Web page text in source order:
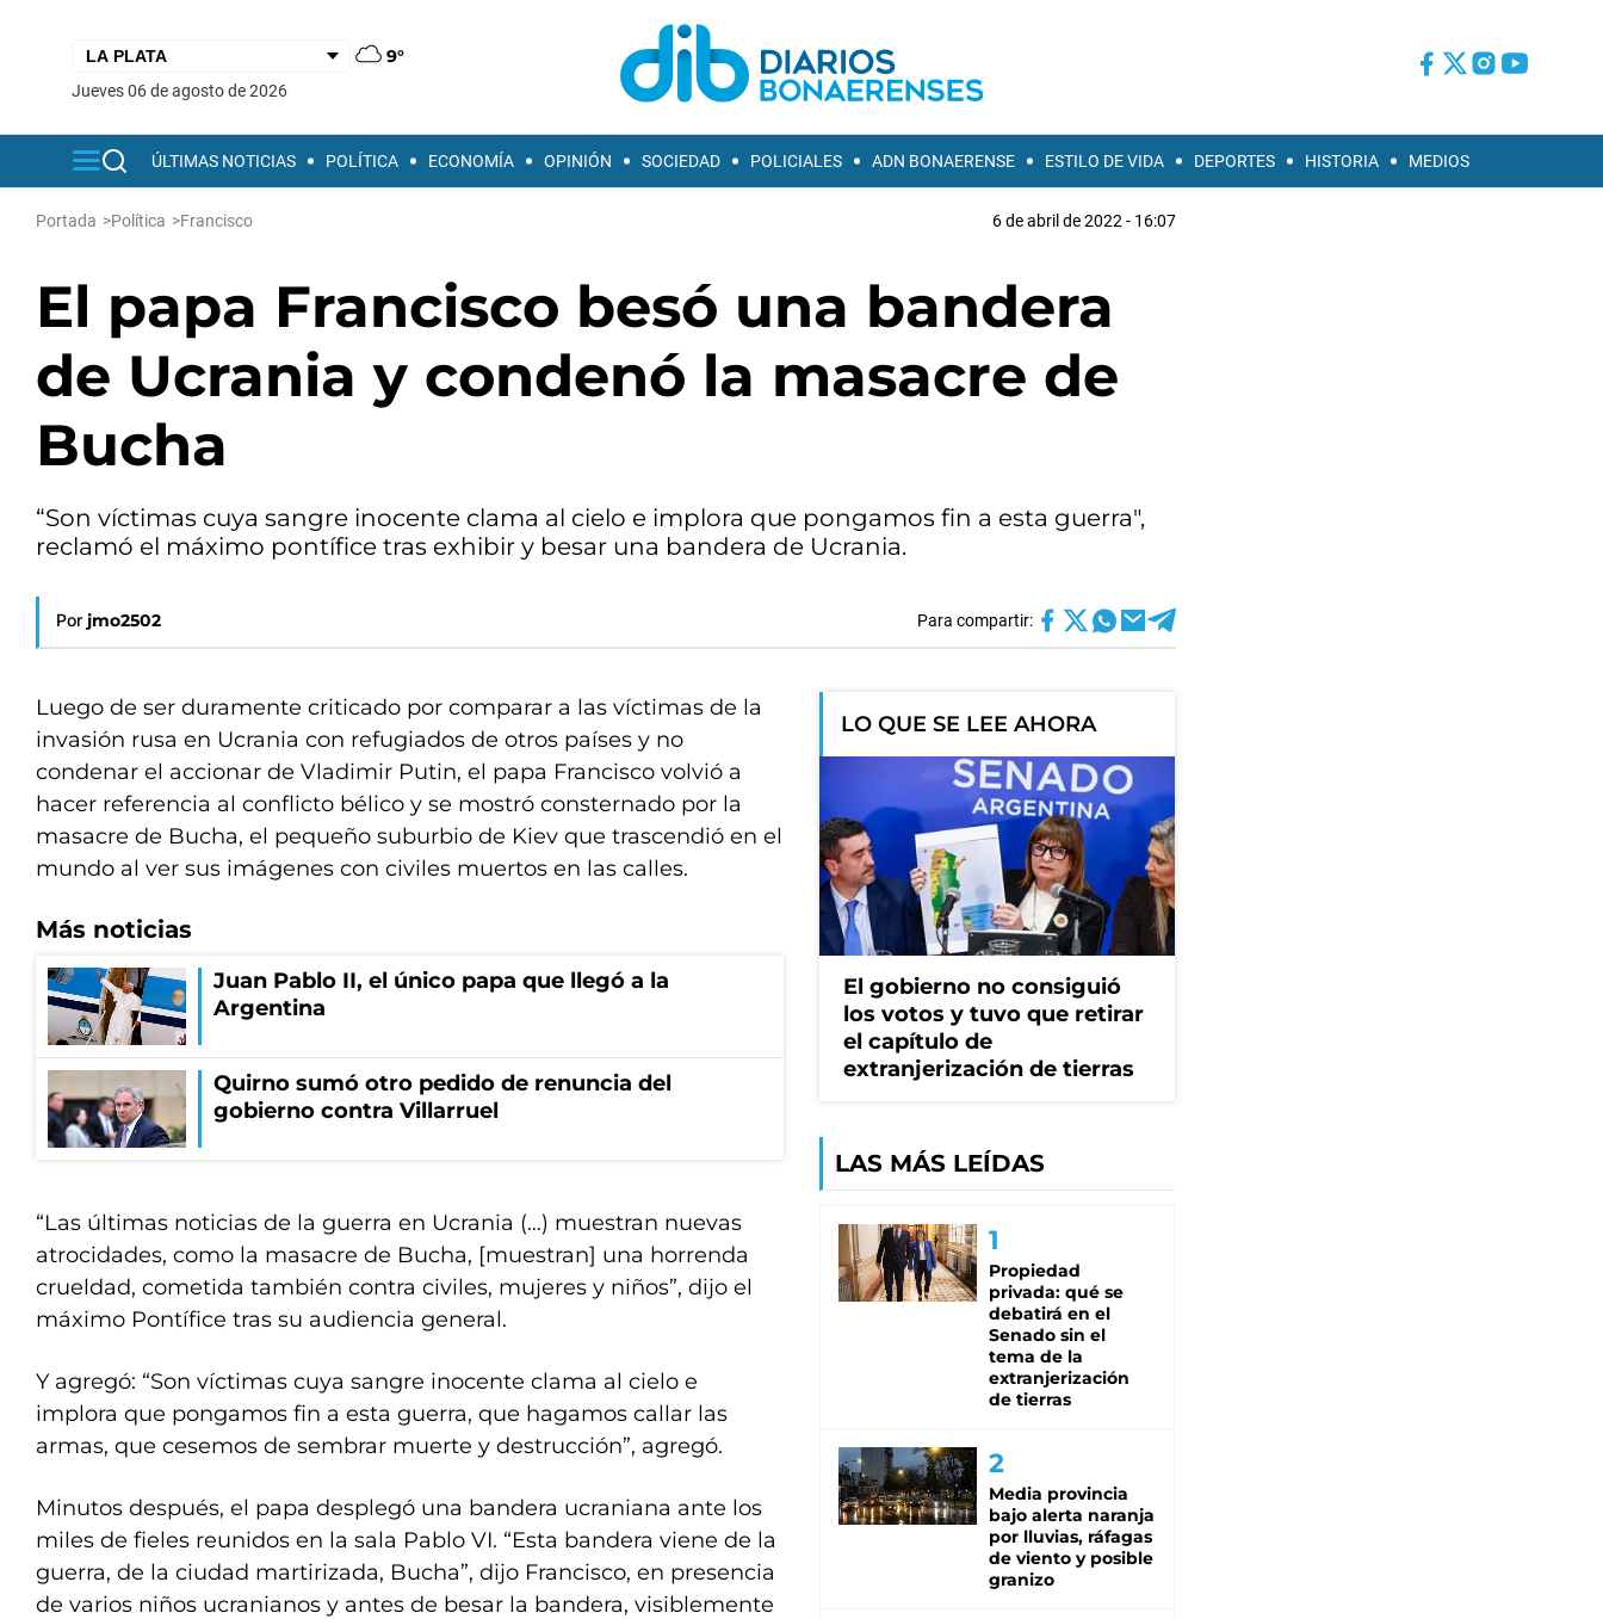
9°
jueves 06 de agosto de 2026
ÚLTIMAS NOTICIAS POLÍTICA ECONOMÍA OPINIÓN SOCIEDAD POLICIALES ADN BONAERENSE ESTILO DE VIDA DEPORTES HISTORIA MEDIOS
Portada >Política >Francisco 6 de abril de 2022 - 16:07
El papa Francisco besó una bandera
de Ucrania y condenó la masacre de
Bucha
“Son víctimas cuya sangre inocente clama al cielo e implora que pongamos fin a esta guerra",
reclamó el máximo pontífice tras exhibir y besar una bandera de Ucrania.
Por jmo2502 Para compartir:
Luego de ser duramente criticado por comparar a las víctimas de la
invasión rusa en Ucrania con refugiados de otros países y no
condenar el accionar de Vladimir Putin, el papa Francisco volvió a
hacer referencia al conflicto bélico y se mostró consternado por la
masacre de Bucha, el pequeño suburbio de Kiev que trascendió en el
mundo al ver sus imágenes con civiles muertos en las calles.
Más noticias
Juan Pablo II, el único papa que llegó a la
Argentina
Quirno sumó otro pedido de renuncia del
gobierno contra Villarruel
“Las últimas noticias de la guerra en Ucrania (…) muestran nuevas
atrocidades, como la masacre de Bucha, [muestran] una horrenda
crueldad, cometida también contra civiles, mujeres y niños”, dijo el
máximo Pontífice tras su audiencia general.
Y agregó: “Son víctimas cuya sangre inocente clama al cielo e
implora que pongamos fin a esta guerra, que hagamos callar las
armas, que cesemos de sembrar muerte y destrucción”, agregó.
Minutos después, el papa desplegó una bandera ucraniana ante los
miles de fieles reunidos en la sala Pablo VI. “Esta bandera viene de la
guerra, de la ciudad martirizada, Bucha”, dijo Francisco, en presencia
de varios niños ucranianos y antes de besar la bandera, visiblemente
LO QUE SE LEE AHORA
El gobierno no consiguió
los votos y tuvo que retirar
el capítulo de
extranjerización de tierras
LAS MÁS LEÍDAS
Propiedad
privada: qué se
debatirá en el
Senado sin el
tema de la
extranjerización
de tierras
Media provincia
bajo alerta naranja
por lluvias, ráfagas
de viento y posible
granizo